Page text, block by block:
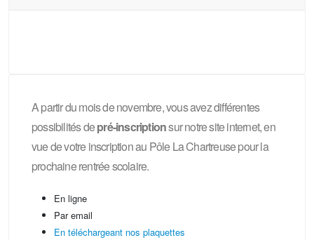
A partir du mois de novembre, vous avez différentes
possibilités depré-inscriptionsur notre site internet, en
vue de votre inscription au Pôle La Chartreuse pour la
prochaine rentrée scolaire.
En ligne
Par email
En téléchargeant nos plaquettes